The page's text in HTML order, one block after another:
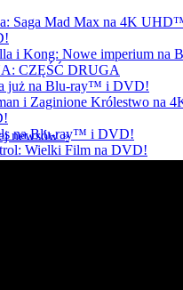
Saga Mad Max na 4K
i Kong: Nowe imperium
CZĘŚĆ DRUGA
już na Blu-ray™ i DVD!
i Zaginione Królestwo
na Blu-ray™ i DVD!
Wielki Film na DVD!
newsów »